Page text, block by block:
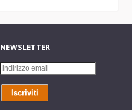
NEWSLETTER